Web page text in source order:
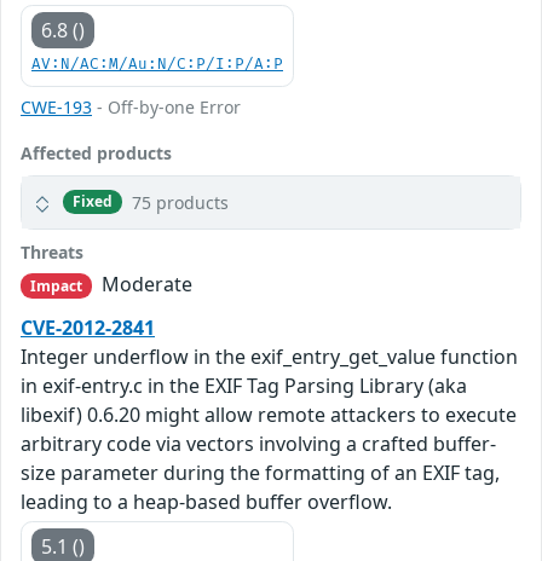
6.8 ()
AV:N/AC:M/Au:N/C:P/I:P/A:P
CWE-193 - Off-by-one Error
Affected products
Fixed 75 products
Threats
Impact
Moderate
CVE-2012-2841
Integer underflow in the exif_entry_get_value function
in exif-entry.c in the EXIF Tag Parsing Library (aka
libexif) 0.6.20 might allow remote attackers to execute
arbitrary code via vectors involving a crafted buffer-
size parameter during the formatting of an EXIF tag,
leading to a heap-based buffer overflow.
5.1 ()